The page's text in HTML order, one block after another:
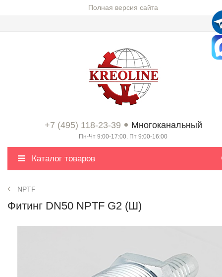
Полная версия сайта
+7 (495) 118-23-39 Многоканальный
Пн-Чт 9:00-17:00. Пт 9:00-16:00
Каталог товаров
NPTF
Фитинг DN50 NPTF G2 (Ш)